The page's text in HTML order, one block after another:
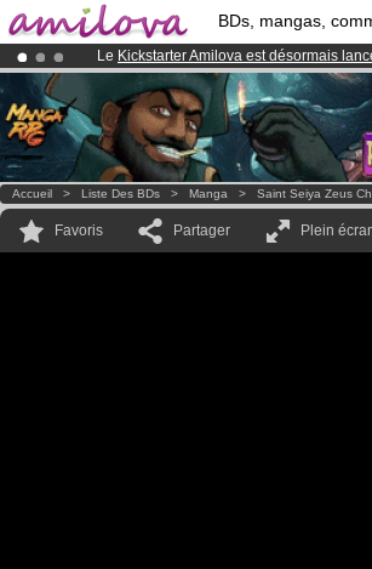
BDs, mangas,
Le Kickstarter Amilova est désormais
Déjà 134393membreset 1208BDs &
Abonnement premium: à partir de
3.95
Accueil > Liste Des BDs > Manga > Saint Seiya Zeus
Favoris Partager Plein